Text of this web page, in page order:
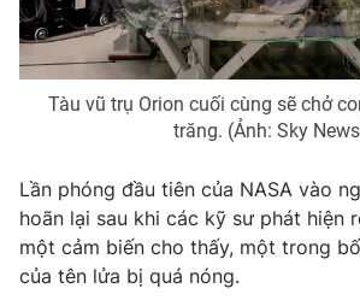
Video Shorts
VTV Money VTV Thể
Bất động
Thị trường 24h Tấm
VTV4
Tàu vũ trụ Orion cuối cùng sẽ chở
trăng. (Ảnh: Sky
Lần phóng đầu tiên của NASA vào
hoãn lại sau khi các kỹ sư phát hiện
một cảm biến cho thấy, một trong
của tên lửa bị quá nóng.